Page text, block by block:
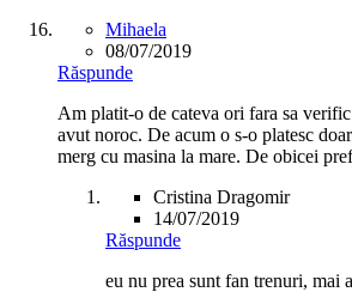
Mihaela
08/07/2019
Răspunde
Am platit-o de cateva ori fara sa
avut noroc. De acum o s-o platesc
merg cu masina la mare. De obicei
Cristina Dragomir
14/07/2019
Răspunde
eu nu prea sunt fan trenuri, mai